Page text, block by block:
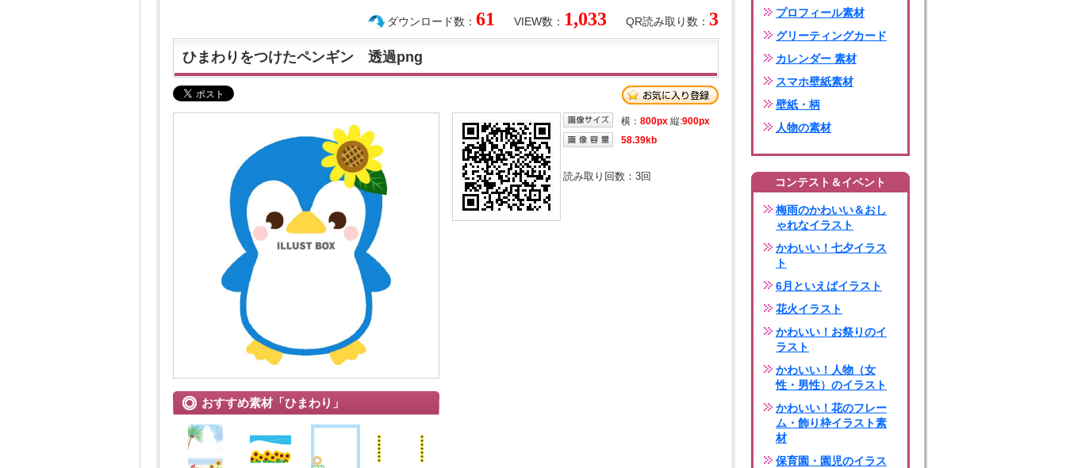
QR読み取り数： 3
VIEW数： 1,033
ダウンロード数： 61
ひまわりをつけたペンギン 透過png
おすすめ素材「ひまわり」
横： 800px 縦:900px
58.39kb
読み取り回数： 3回
プロフィール素材
グリーティングカード
カレンダー 素材
スマホ壁紙素材
壁紙・柄
人物の素材
コンテスト＆イベント
梅雨のかわいい＆おし
ゃれなイラスト
かわいい！七夕イラス
ト
6月といえばイラスト
花火イラスト
かわいい！お祭りのイ
ラスト
かわいい！人物（女
性・男性）のイラスト
かわいい！花のフレー
ム・飾り枠イラスト素
材
保育園・園児のイラス